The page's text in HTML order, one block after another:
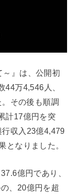
～』は、公開初
44万4,546人、
その後も順調
計17億円を突
収入23億4,479
となりました。
億円であり、
、20億円を超